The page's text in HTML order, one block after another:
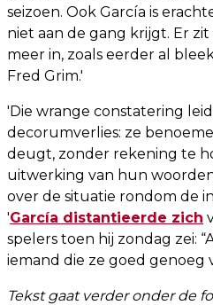
seizoen. Ook García is
niet aan de gang krijgt. Er
meer in, zoals eerder al
Fred Grim.'
'Die wrange constatering
decorumverlies: ze
deugt, zonder rekening te
uitwerking van hun
over de situatie rondom de
'García distantieerde zich
spelers toen hij zondag zei:
iemand die ze goed genoeg
Tekst gaat verder onder de